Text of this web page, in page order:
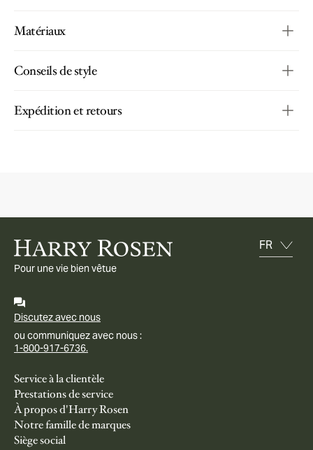
Matériaux
Conseils de style
Expédition et retours
Pour une vie bien vêtue
Discutez avec nous
ou communiquez avec nous :
1-800-917-6736.
Service à la clientèle
Prestations de service
À propos d'Harry Rosen
Notre famille de marques
Siège social